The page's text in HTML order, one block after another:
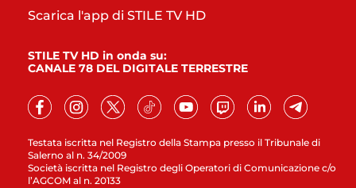
Testata iscritta nel Registro della Stampa presso il Tribunale di
Salerno al n. 34/2009
Società iscritta nel Registro degli Operatori di Comunicazione c/o
l’AGCOM al n. 20133
Scarica l'app di STILE TV HD
STILE TV HD in onda su:
CANALE 78 DEL DIGITALE TERRESTRE